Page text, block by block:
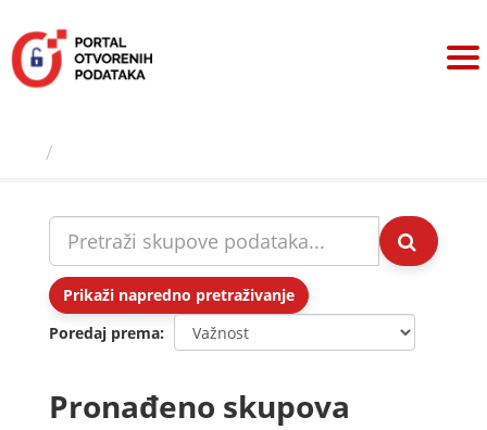
sadržaj
Prikaži napredno pretraživanje
Poredaj prema
Pronađeno skupova